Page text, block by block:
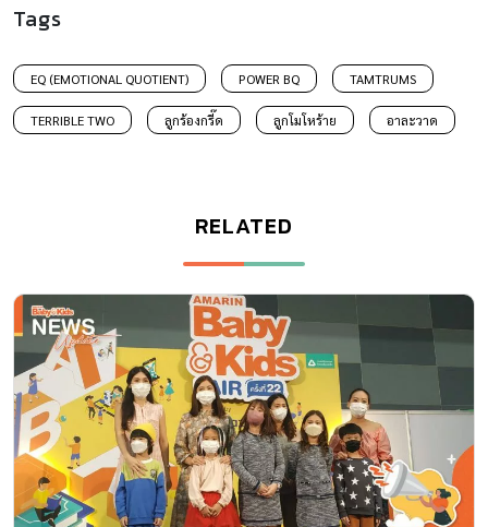
Tags
EQ (EMOTIONAL QUOTIENT) POWER BQ TAMTRUMS
TERRIBLE TWO ลูกร้องกรี๊ด ลูกโมโหร้าย อาละวาด
RELATED